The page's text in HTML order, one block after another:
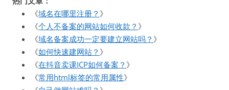
《域名在哪里注册？ 》
《个人不备案的网站如何收款？ 》
《域名备案成功一定要建立网站吗？ 》
《如何快速建网站？ 》
《在抖音卖课ICP如何备案？ 》
《常用html标签的常用属性》